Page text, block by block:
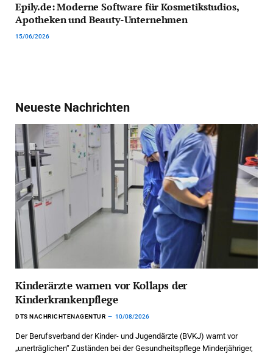
Epily.de: Moderne Software für Kosmetikstudios,
Apotheken und Beauty-Unternehmen
15/06/2026
Neueste Nachrichten
Kinderärzte warnen vor Kollaps der
Kinderkrankenpflege
DTS NACHRICHTENAGENTUR 10/08/2026
Der Berufsverband der Kinder- und Jugendärzte (BVKJ) warnt vor
„unerträglichen“ Zuständen bei der Gesundheitspflege Minderjähriger,